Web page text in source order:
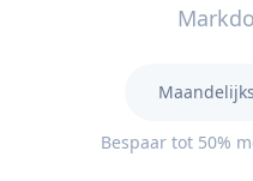
Maandelijks
Bespaar tot 50%